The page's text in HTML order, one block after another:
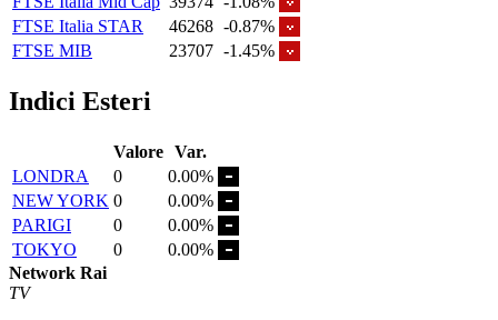
FTSE Italia STAR
46268 -0.87%
FTSE MIB
23707 -1.45%
Indici Esteri
Valore Var.
LONDRA
0
0.00%
NEW YORK 0
0.00%
PARIGI
0
0.00%
TOKYO
0
0.00%
Network Rai
TV